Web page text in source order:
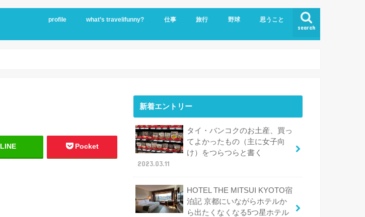
search
profile what’s travelifunny? 仕事 旅行
ビジネスクラスで世界一周
ハワイ
野球 思うこと
LINE Pocket
新着エントリー
タイ・バンコクのお土産、買っ
てよかったもの（主に女子向
け）をつらつらと書く
2023.03.11
HOTEL THE MITSUI KYOTO宿
泊記 京都にいながらホテルか
ら出たくなくなる5つ星ホテル